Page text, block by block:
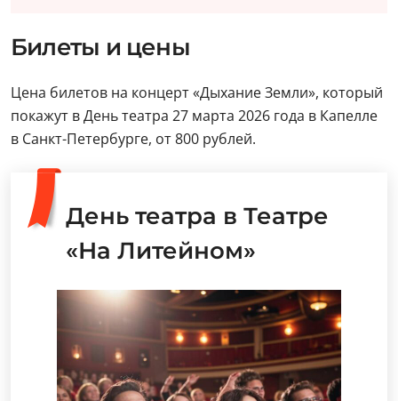
Билеты и цены
Цена билетов на концерт «Дыхание Земли», который
покажут в День театра 27 марта 2026 года в Капелле
в Санкт-Петербурге, от 800 рублей.
День театра в Театре
«На Литейном»